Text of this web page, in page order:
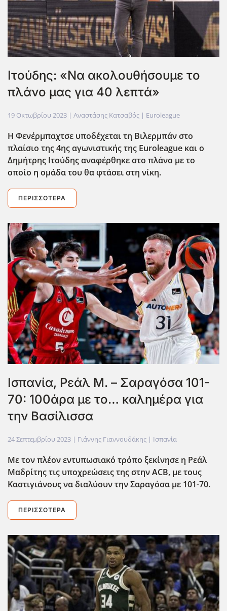
Ιτούδης: «Να ακολουθήσουμε το
πλάνο μας για 40 λεπτά»
19 Οκτωβρίου 2023 | Αναστάσης Κατσαβός | Euroleague
Η Φενέρμπαχτσε υποδέχεται τη Βιλερμπάν στο
πλαίσιο της 4ης αγωνιστικής της Euroleague και ο
Δημήτρης Ιτούδης αναφέρθηκε στο πλάνο με το
οποίο η ομάδα του θα φτάσει στη νίκη.
ΠΕΡΙΣΣΌΤΕΡΑ
Ισπανία, Ρεάλ Μ. – Σαραγόσα 101-
70: 100άρα με το… καλημέρα για
την Βασίλισσα
24 Σεπτεμβρίου 2023 | Γιάννης Γιαννουδάκης | Ισπανία
Με τον πλέον εντυπωσιακό τρόπο ξεκίνησε η Ρεάλ
Μαδρίτης τις υποχρεώσεις της στην ACB, με τους
Καστιγιάνους να διαλύουν την Σαραγόσα με 101-70.
ΠΕΡΙΣΣΌΤΕΡΑ